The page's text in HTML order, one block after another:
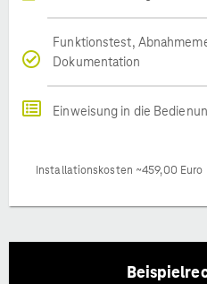
Funktionstest,
Dokumentation
Einweisung in die
Installationskosten ~459,00 Euro